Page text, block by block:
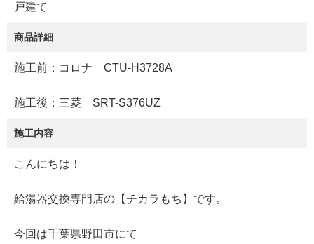
戸建て
商品詳細
施工前：コロナ CTU-H3728A
施工後：三菱 SRT-S376UZ
施工内容
こんにちは！
給湯器交換専門店の【チカラもち】です。
今回は千葉県野田市にて